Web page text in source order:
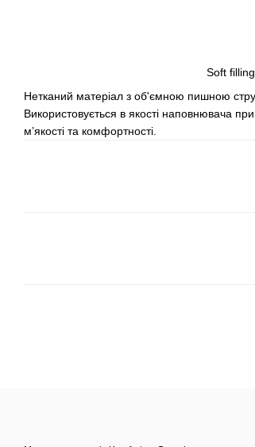
Soft filling
Нетканий матеріал з об'ємною пишною
Використовується в якості наповнювача
м’якості та комфортності.